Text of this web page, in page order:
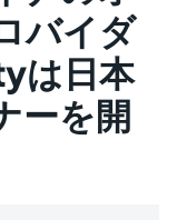
バイダ
は日本
ーを開